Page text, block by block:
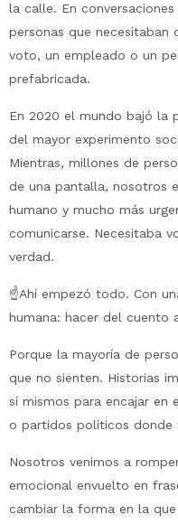
la calle. En
personas que necesitaban
voto, un empleado o un
prefabricada.
En 2020 el mundo bajó la
del mayor experimento
Mientras, millones de
de una pantalla, nosotros
humano y mucho más
comunicarse. Necesitaba
verdad.
☝️Ahí empezó todo. Con
humana: hacer del cuento
Porque la mayoría de
que no sienten. Historias
sí mismos para encajar en
o partidos políticos donde
Nosotros venimos a
emocional envuelto en
cambiar la forma en la